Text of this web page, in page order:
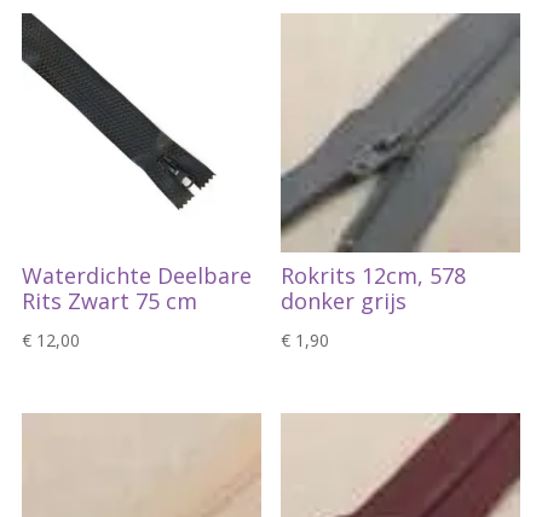
Waterdichte Deelbare
Rits Zwart 75 cm
€12,00
Rokrits 12cm, 578
donker grijs
€ 1,90